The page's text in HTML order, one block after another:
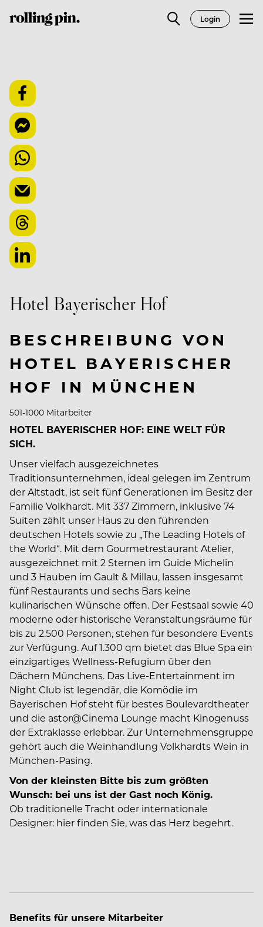
Login
Hotel Bayerischer Hof
BESCHREIBUNG VON
HOTEL BAYERISCHER
HOF IN MÜNCHEN
501-1000 Mitarbeiter
HOTEL BAYERISCHER HOF: EINE WELT FÜR
SICH.
Unser vielfach ausgezeichnetes
Traditionsunternehmen, ideal gelegen im Zentrum
der Altstadt, ist seit fünf Generationen im Besitz der
Familie Volkhardt. Mit 337 Zimmern, inklusive 74
Suiten zählt unser Haus zu den führenden
deutschen Hotels sowie zu „The Leading Hotels of
the World“. Mit dem Gourmetrestaurant Atelier,
ausgezeichnet mit 2 Sternen im Guide Michelin
und 3 Hauben im Gault & Millau, lassen insgesamt
fünf Restaurants und sechs Bars keine
kulinarischen Wünsche offen. Der Festsaal sowie 40
moderne oder historische Veranstaltungsräume für
bis zu 2.500 Personen, stehen für besondere Events
zur Verfügung. Auf 1.300 qm bietet das Blue Spa ein
einzigartiges Wellness-Refugium über den
Dächern Münchens. Das Live-Entertainment im
Night Club ist legendär, die Komödie im
Bayerischen Hof steht für bestes Boulevardtheater
und die astor@Cinema Lounge macht Kinogenuss
der Extraklasse erlebbar. Zur Unternehmensgruppe
gehört auch die Weinhandlung Volkhardts Wein in
München-Pasing.
Von der kleinsten Bitte bis zum größten
Wunsch: bei uns ist der Gast noch König.
Ob traditionelle Tracht oder internationale
Designer: hier finden Sie, was das Herz begehrt.
Benefits für unsere Mitarbeiter